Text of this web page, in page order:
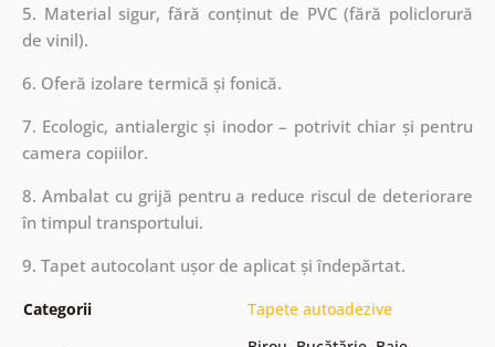
5. Material sigur, fără conținut de PVC (fără policlorură
de vinil).
6. Oferă izolare termică și fonică.
7. Ecologic, antialergic și inodor – potrivit chiar și pentru
camera copiilor.
8. Ambalat cu grijă pentru a reduce riscul de deteriorare
în timpul transportului.
9. Tapet autocolant ușor de aplicat și îndepărtat.
Categorii Tapete autoadezive